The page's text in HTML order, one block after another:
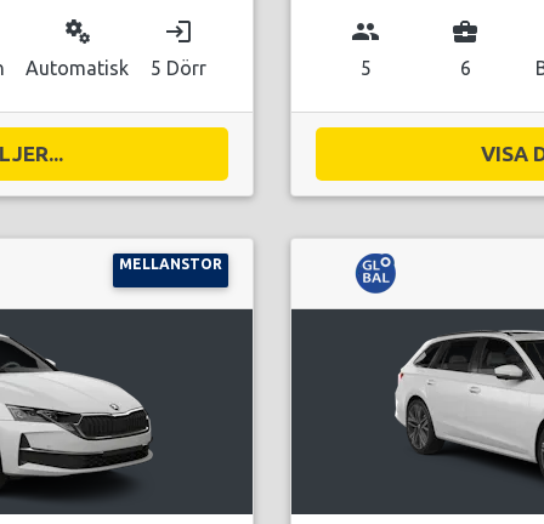
miscellaneous_services
Automatisk
login
5 Dörr
group
5
business_center
6
VISA
MELLANSTOR